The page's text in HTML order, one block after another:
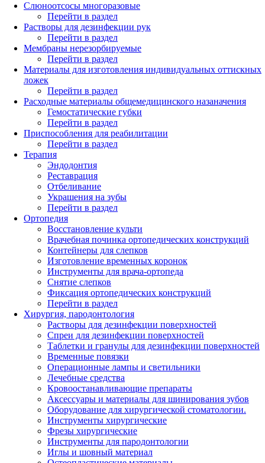
Слюноотсосы многоразовые
Перейти в раздел
Растворы для дезинфекции рук
Перейти в раздел
Мембраны нерезорбируемые
Перейти в раздел
Материалы для изготовления индивидуальных оттискных
ложек
Перейти в раздел
Расходные материалы общемедицинского назаначения
Гемостатические губки
Перейти в раздел
Приспособления для реабилитации
Перейти в раздел
Терапия
Эндодонтия
Реставрация
Отбеливание
Украшения на зубы
Перейти в раздел
Ортопедия
Восстановление культи
Врачебная починка ортопедических конструкций
Контейнеры для слепков
Изготовление временных коронок
Инструменты для врача-ортопеда
Снятие слепков
Фиксация ортопедических конструкций
Перейти в раздел
Хирургия, пародонтология
Растворы для дезинфекции поверхностей
Спреи для дезинфекции поверхностей
Таблетки и гранулы для дезинфекции поверхностей
Временные повязки
Операционные лампы и светильники
Лечебные средства
Кровоостанавливающие препараты
Аксессуары и материалы для шинирования зубов
Оборудование для хирургической стоматологии.
Инструменты хирургические
Фрезы хирургические
Инструменты для пародонтологии
Иглы и шовный материал